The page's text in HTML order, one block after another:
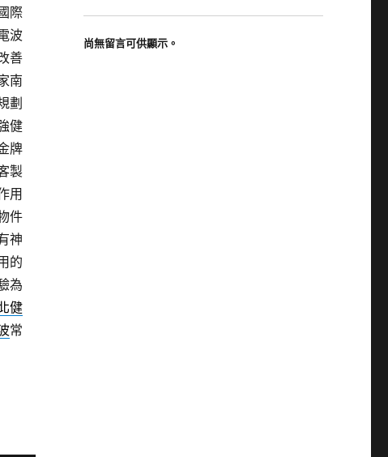
際
波
善
南
劃
健
牌
製
用
件
神
的
為
健
常
尚無留言可供顯示。